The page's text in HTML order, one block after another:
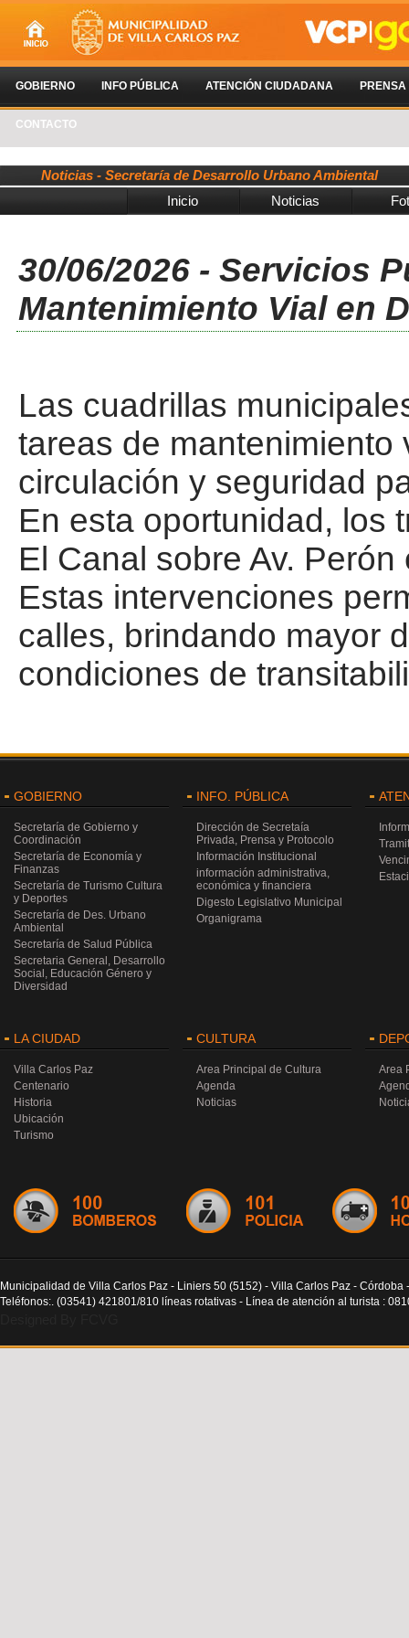
GOBIERNO INFO PÚBLICA ATENCIÓN CIUDADANA PRENSA
CONTACTO
Noticias - Secretaría de Desarrollo Urbano Ambiental
Inicio
Noticias
30/06/2026 - Servicios
Mantenimiento Vial en
Las cuadrillas
tareas de mantenimiento
circulación y seguridad
En esta oportunidad, los
El Canal sobre Av. Perón
Estas intervenciones
calles, brindando mayor
condiciones de
GOBIERNO
Secretaría de Gobierno y
Coordinación
Secretaría de Economía y
Finanzas
Secretaría de Turismo Cultura
y Deportes
Secretaría de Des. Urbano
Ambiental
Secretaría de Salud Pública
Secretaria General, Desarrollo
Social, Educación Género y
Diversidad
INFO. PÚBLICA
Dirección de Secretaía
Privada, Prensa y Protocolo
Información Institucional
información administrativa,
económica y financiera
Digesto Legislativo Municipal
Organigrama
LA CIUDAD
Villa Carlos Paz
Centenario
Historia
Ubicación
Turismo
CULTURA
Area Principal de Cultura
Agenda
Noticias
Area
Municipalidad de Villa Carlos Paz - Liniers 50 (5152) - Villa Carlos Paz - Córdoba
Teléfonos:. (03541) 421801/810 líneas rotativas - Línea de atención al turista :